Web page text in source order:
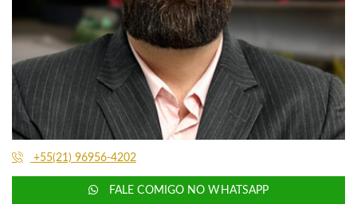
+55(21) 96956-4202
FALE COMIGO NO WHATSAPP